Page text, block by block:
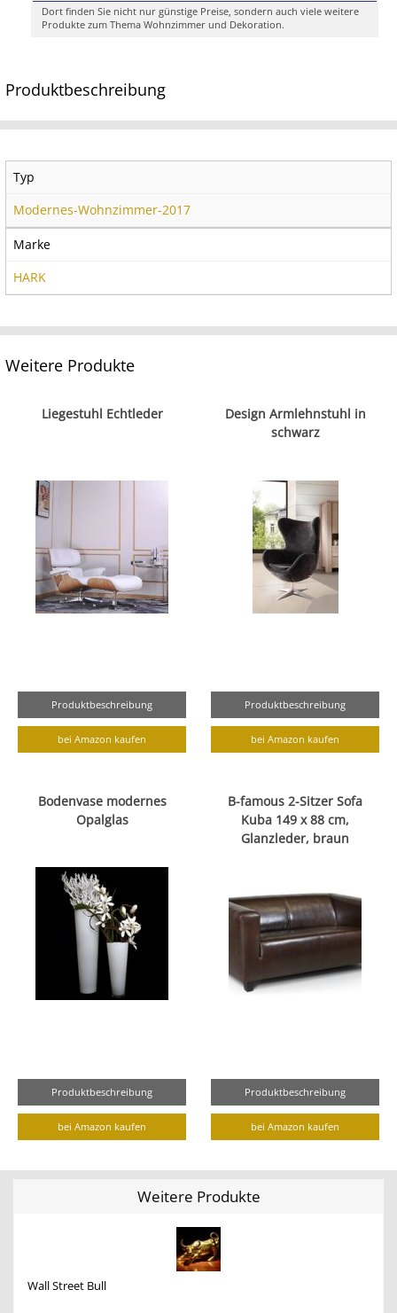
Dort finden Sie nicht nur günstige Preise, sondern auch viele weitere
Produkte zum Thema Wohnzimmer und Dekoration.
Produktbeschreibung
Typ
Modernes-Wohnzimmer-2017
Marke
HARK
Weitere Produkte
Liegestuhl Echtleder
Produktbeschreibung
bei Amazon kaufen
Design Armlehnstuhl in
schwarz
Produktbeschreibung
bei Amazon kaufen
Bodenvase modernes
Opalglas
Produktbeschreibung
bei Amazon kaufen
B-famous 2-Sitzer Sofa
Kuba 149 x 88 cm,
Glanzleder, braun
Produktbeschreibung
bei Amazon kaufen
Weitere Produkte
Wall Street Bull